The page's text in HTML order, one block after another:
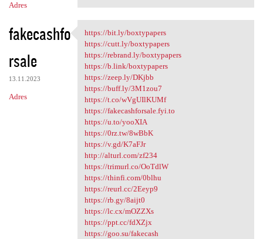
Adres
fakecashfo
rsale
13.11.2023
Adres
https://bit.ly/boxtypapers
https://bit.ly/boxtypapers
https://cutt.ly/boxtypapers
https://rebrand.ly/boxtypapers
https://b.link/boxtypapers
https://zeep.ly/DKjbb
https://buff.ly/3M1zou7
https://t.co/wVgUIlKUMf
https://fakecashforsale.fyi.to
https://u.to/yooXIA
https://0rz.tw/8wBbK
https://v.gd/K7aFJr
http://alturl.com/zf234
https://trimurl.co/OoTdlW
https://thinfi.com/0blhu
https://reurl.cc/2Eeyp9
https://rb.gy/8aijt0
https://lc.cx/mOZZXs
https://ppt.cc/fdXZjx
https://goo.su/fakecash